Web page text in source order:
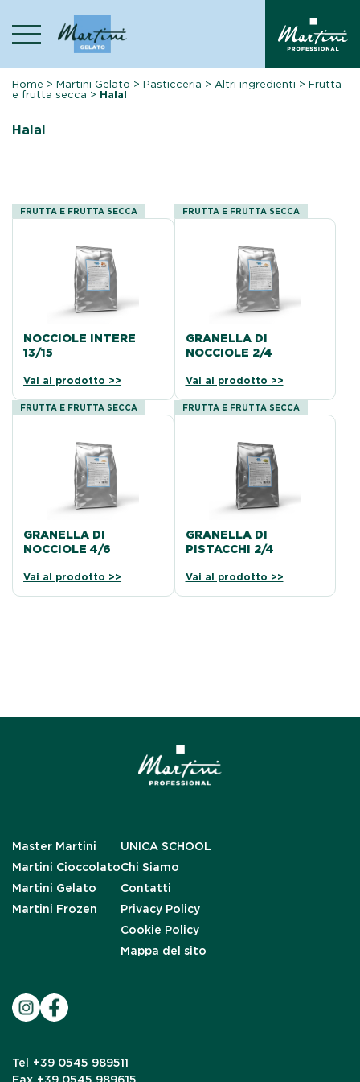
content
Home >Martini Gelato >Pasticceria >Altri ingredienti >Frutta
e frutta secca > Halal
Halal
FRUTTA E FRUTTA SECCA
NOCCIOLE INTERE
13/15
Vai al prodotto >>
FRUTTA E FRUTTA SECCA
GRANELLA DI
NOCCIOLE 2/4
Vai al prodotto >>
FRUTTA E FRUTTA SECCA
GRANELLA DI
NOCCIOLE 4/6
Vai al prodotto >>
FRUTTA E FRUTTA SECCA
GRANELLA DI
PISTACCHI 2/4
Vai al prodotto >>
Master Martini
Martini Cioccolato
Martini Gelato
Martini Frozen
UNICA SCHOOL
Chi Siamo
Contatti
Privacy Policy
Cookie Policy
Mappa del sito
Tel
+39 0545 989511